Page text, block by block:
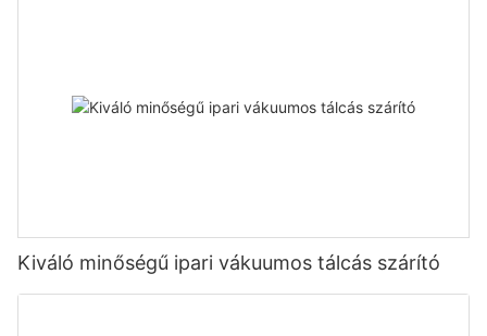
Kiváló minőségű ipari vákuumos tálcás szárító